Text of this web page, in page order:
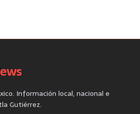
Información local, nacional e
Gutiérrez.